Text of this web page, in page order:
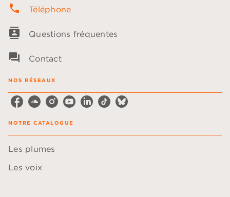
phone Téléphone
contacts Questions fréquentes
question_answer Contact
NOS RÉSEAUX
NOTRE CATALOGUE
Les plumes
Les voix